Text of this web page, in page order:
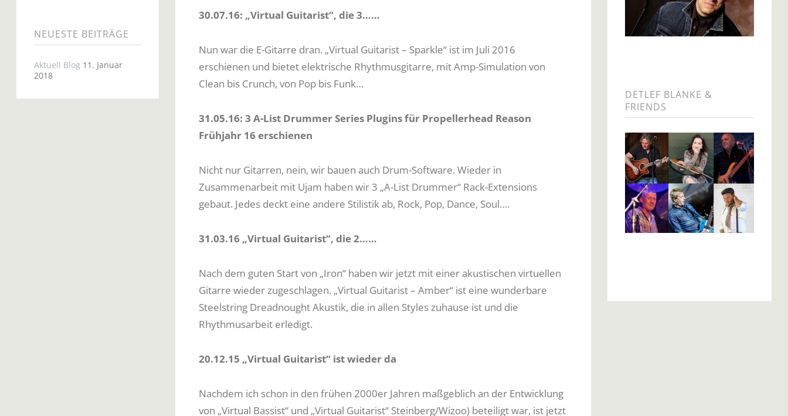
NEUESTE BEITRÄGE
Aktuell Blog 11. Januar
2018
30.07.16: „Virtual Guitarist“, die 3……
Nun war die E-Gitarre dran. „Virtual Guitarist – Sparkle“ ist im Juli 2016
erschienen und bietet elektrische Rhythmusgitarre, mit Amp-Simulation von
Clean bis Crunch, von Pop bis Funk…
31.05.16: 3 A-List Drummer Series Plugins für Propellerhead Reason
Frühjahr 16 erschienen
Nicht nur Gitarren, nein, wir bauen auch Drum-Software. Wieder in
Zusammenarbeit mit Ujam haben wir 3 „A-List Drummer“ Rack-Extensions
gebaut. Jedes deckt eine andere Stilistik ab, Rock, Pop, Dance, Soul….
31.03.16 „Virtual Guitarist“, die 2……
Nach dem guten Start von „Iron“ haben wir jetzt mit einer akustischen virtuellen
Gitarre wieder zugeschlagen. „Virtual Guitarist – Amber“ ist eine wunderbare
Steelstring Dreadnought Akustik, die in allen Styles zuhause ist und die
Rhythmusarbeit erledigt.
20.12.15 „Virtual Guitarist“ ist wieder da
Nachdem ich schon in den frühen 2000er Jahren maßgeblich an der Entwicklung
von „Virtual Bassist“ und „Virtual Guitarist“ Steinberg/Wizoo) beteiligt war, ist jetzt
DETLEF BLANKE &
FRIENDS